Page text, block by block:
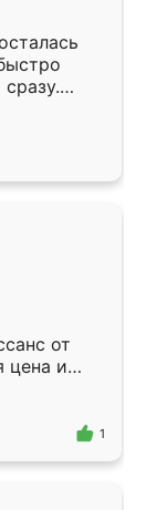
к
даже
от
цена и
1